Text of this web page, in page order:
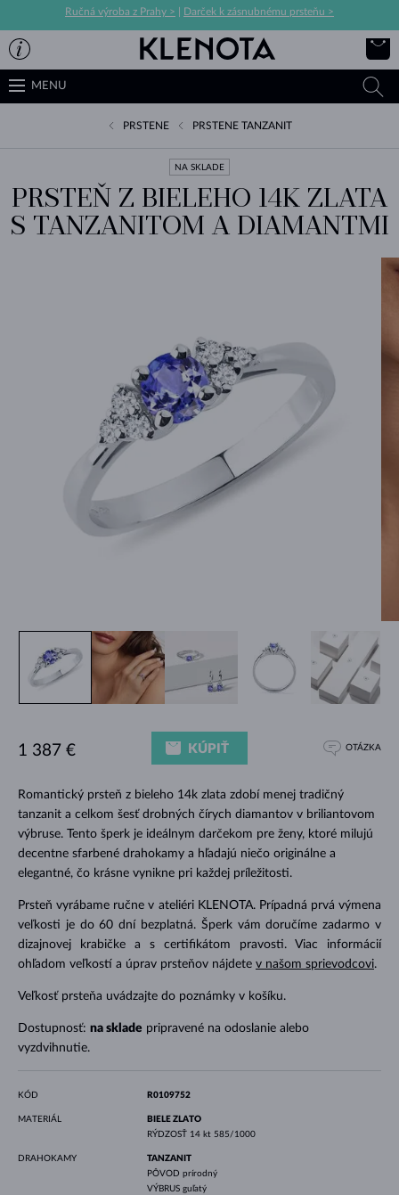
Ručná výroba z Prahy > Darček k zásnubnému prsteňu >
MENU
PRSTENE PRSTENE TANZANIT
NA SKLADE
PRSTEŇ Z BIELEHO 14K ZLATA
S TANZANITOM A DIAMANTMI
Romantický prsteň z bieleho 14k zlata zdobí menej tradičný
tanzanit a celkom šesť drobných čírych diamantov v briliantovom
výbruse. Tento šperk je ideálnym darčekom pre ženy, ktoré milujú
decentne sfarbené drahokamy a hľadajú niečo originálne a
elegantné, čo krásne vynikne pri každej príležitosti.
Prsteň vyrábame ručne v ateliéri KLENOTA. Prípadná prvá výmena
veľkosti je do 60 dní bezplatná. Šperk vám doručíme zadarmo v
dizajnovej krabičke a s certifikátom pravosti. Viac informácií
ohľadom veľkostí a úprav prsteňov nájdete v našom sprievodcovi.
Veľkosť prsteňa uvádzajte do poznámky v košíku.
Dostupnosť: na sklade pripravené na odoslanie alebo
vyzdvihnutie.
1 387 € KÚPIŤ OTÁZKA
KÓD R0109752
MATERIÁL
BIELE ZLATO
RÝDZOSŤ 14 kt 585/1000
DRAHOKAMY
TANZANIT
PÔVOD prírodný
VÝBRUS guľatý